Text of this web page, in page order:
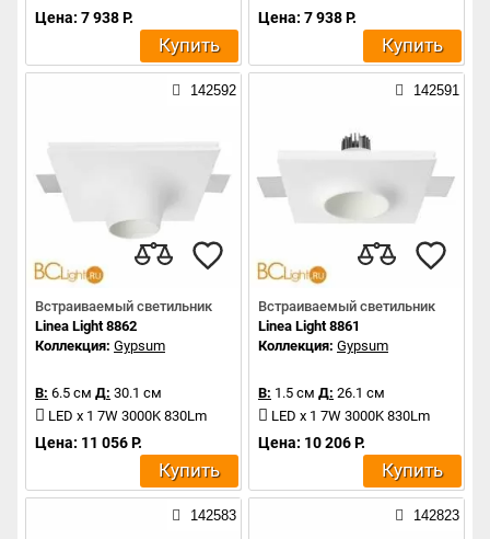
Цена: 7 938 Р.
Купить
Цена: 7 938 Р.
Купить
142592
Встраиваемый светильник
Linea Light 8862
Коллекция: Gypsum
В: 6.5 см Д: 30.1 см
LED x 1 7W 3000K 830Lm
Цена: 11 056 Р.
Купить
142591
Встраиваемый светильник
Linea Light 8861
Коллекция: Gypsum
В: 1.5 см Д: 26.1 см
LED x 1 7W 3000K 830Lm
Цена: 10 206 Р.
Купить
142583 142823